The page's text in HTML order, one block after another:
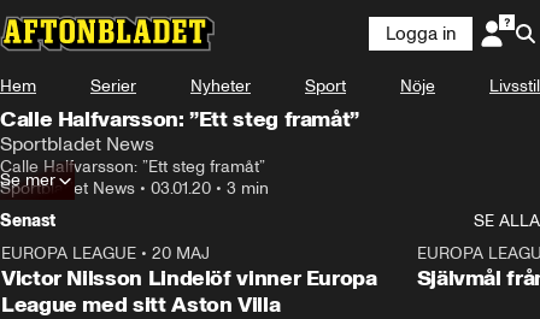
Logga in
Hem Serier Nyheter Sport Nöje Livsstil
Calle Halfvarsson: ”Ett steg framåt”
Sportbladet News
Calle Halfvarsson: ”Ett steg framåt”
Sportbladet News • 03.01.20 • 3 min
Se mer
Senast
SE ALLA
EUROPA LEAGUE • 20 MAJ
Victor Nilsson Lindelöf vinner Europa
League med sitt Aston Villa
EUROPA
Självmål